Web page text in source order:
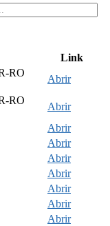
Link
RO
Abrir
RO
Abrir
Abrir
Abrir
Abrir
Abrir
Abrir
Abrir
Abrir